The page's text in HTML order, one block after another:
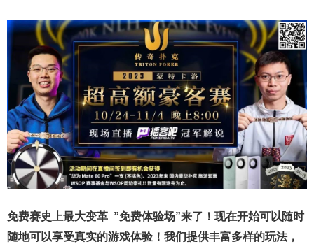
免费赛史上最大变革 ”免费体验场”来了！ 现在开始可以随时
随地可以享受真实的游戏体验！我们提供丰富多样的玩法，